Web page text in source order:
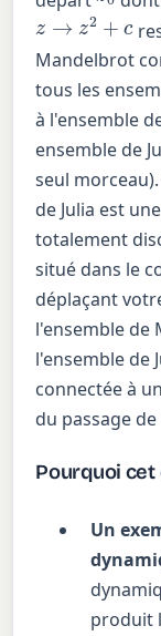
z→z2+ c
Mandelbrot
tous les
à l'ensemble
ensemble de
seul
de Julia est
totalement
situé dans le
déplaçant
l'ensemble de
l'ensemble de
connectée à
du passage
Pourquoi
Un
produit